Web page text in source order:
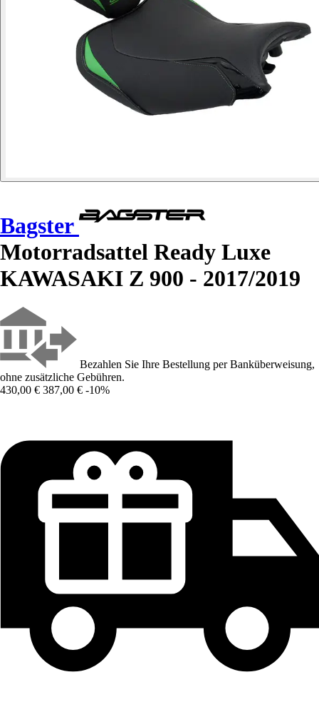
Bagster
Motorradsattel Ready Luxe
KAWASAKI Z 900 - 2017/2019
Bezahlen Sie Ihre Bestellung per Banküberweisung,
ohne zusätzliche Gebühren.
430,00 € 387,00 € -10%